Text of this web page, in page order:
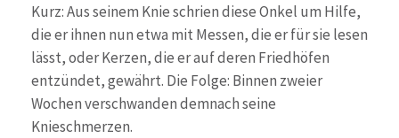
Kurz: Aus seinem Knie schrien diese Onkel um Hilfe,
die er ihnen nun etwa mit Messen, die er für sie lesen
lässt, oder Kerzen, die er auf deren Friedhöfen
entzündet, gewährt. Die Folge: Binnen zweier
Wochen verschwanden demnach seine
Knieschmerzen.